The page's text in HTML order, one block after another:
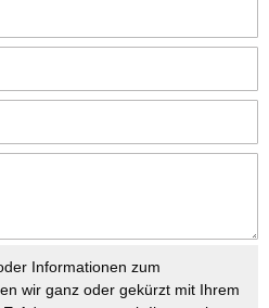
Informationen zum
wir ganz oder gekürzt mit Ihrem